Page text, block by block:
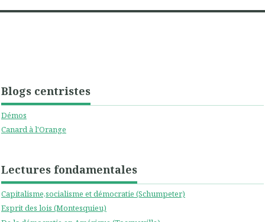
Blogs centristes
Démos
Canard à l'Orange
Lectures fondamentales
Capitalisme,socialisme et démocratie (Schumpeter)
Esprit des lois (Montesquieu)